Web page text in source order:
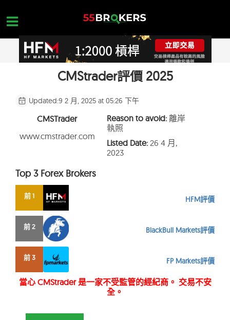
content
外匯保證金詐騙平台
外匯入門
聯絡我們
開設一個免費帳戶
CMStrader評價 2025
Updated:9 2 月, 2025 at 05:26 下午
CMSTrader
www.cmstrader.com
Reason to avoid:離岸
執照
Listed Date:26 4 月,
2023
Top 3 Forex Brokers
前 1 HFM評價
前 2 BlackBull Markets評價
前 3 FP Markets評價
當心 CMStrader 是一家不受監管的經紀商。 交易不安
全。